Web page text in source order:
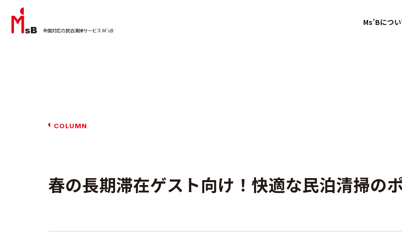
全国対応の民泊清掃サービス M’sB
Ms’Bにつ
COLUMN
春の長期滞在ゲスト向け！快適な民泊清掃の